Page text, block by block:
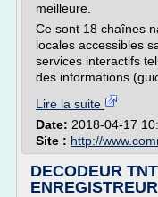
meilleure.
Ce sont 18 chaînes
locales accessibles
services interactifs
des informations
Lire la suite
Date: 2018-04-17
Site : http://
DECODEUR